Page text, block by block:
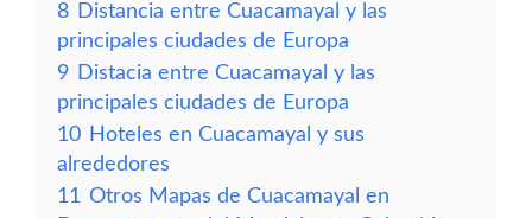
8 Distancia entre Cuacamayal y las
principales ciudades de Europa
9 Distacia entre Cuacamayal y las
principales ciudades de Europa
10 Hoteles en Cuacamayal y sus
alrededores
11 Otros Mapas de Cuacamayal en